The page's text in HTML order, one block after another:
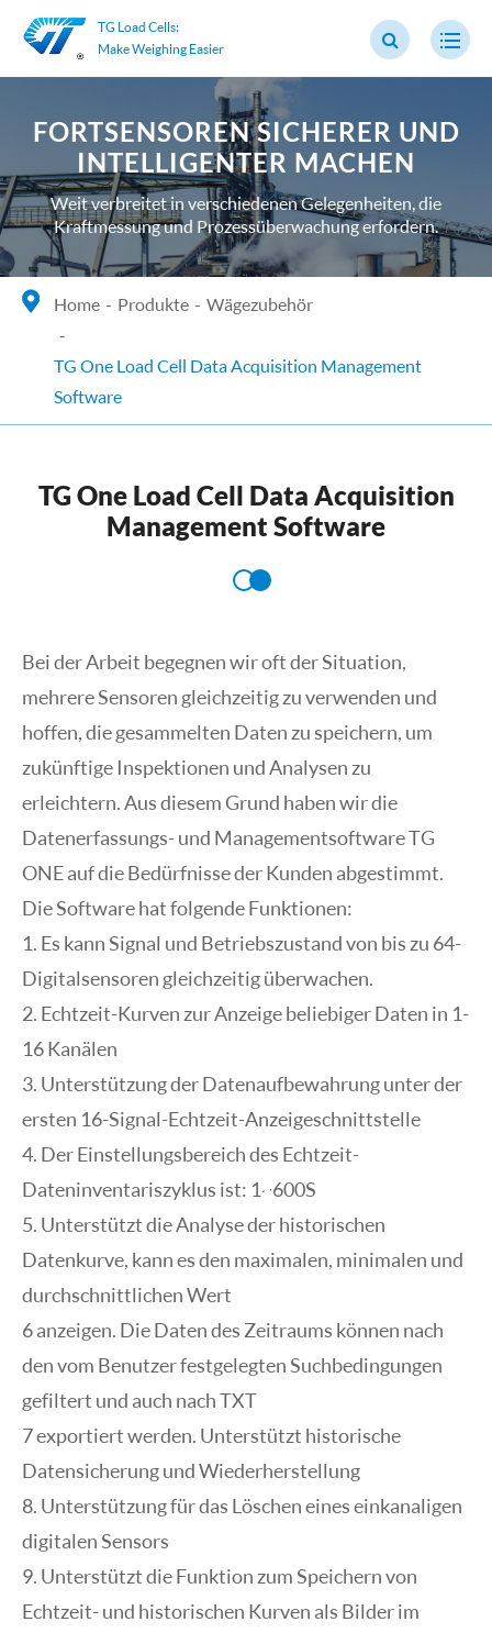
TG Load Cells:
Make Weighing Easier
FORTSENSOREN SICHERER UND
INTELLIGENTER MACHEN
Weit verbreitet in verschiedenen Gelegenheiten, die
Kraftmessung und Prozessüberwachung erfordern.
Home Produkte Wägezubehör
TG One Load Cell Data Acquisition Management
Software
TG One Load Cell Data Acquisition
Management Software
Bei der Arbeit begegnen wir oft der Situation,
mehrere Sensoren gleichzeitig zu verwenden und
hoffen, die gesammelten Daten zu speichern, um
zukünftige Inspektionen und Analysen zu
erleichtern. Aus diesem Grund haben wir die
Datenerfassungs- und Managementsoftware TG
ONE auf die Bedürfnisse der Kunden abgestimmt.
Die Software hat folgende Funktionen:
1. Es kann Signal und Betriebszustand von bis zu 64-
Digitalsensoren gleichzeitig überwachen.
2. Echtzeit-Kurven zur Anzeige beliebiger Daten in 1-
16 Kanälen
3. Unterstützung der Datenaufbewahrung unter der
ersten 16-Signal-Echtzeit-Anzeigeschnittstelle
4. Der Einstellungsbereich des Echtzeit-
Dateninventariszyklus ist: 1~600S
5. Unterstützt die Analyse der historischen
Datenkurve, kann es den maximalen, minimalen und
durchschnittlichen Wert
6 anzeigen. Die Daten des Zeitraums können nach
den vom Benutzer festgelegten Suchbedingungen
gefiltert und auch nach TXT
7 exportiert werden. Unterstützt historische
Datensicherung und Wiederherstellung
8. Unterstützung für das Löschen eines einkanaligen
digitalen Sensors
9. Unterstützt die Funktion zum Speichern von
Echtzeit- und historischen Kurven als Bilder im